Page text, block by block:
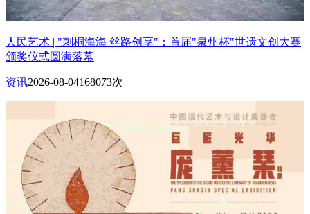
人民艺术 | "刺桐海海 丝路创享"：首届"泉州杯"世遗文创大赛
颁奖仪式圆满落幕
资讯2026-08-04168073次